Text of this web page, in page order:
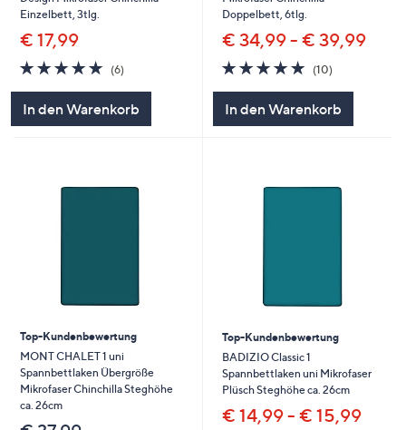
Einzelbett, 3tlg.
€ 17,99
4.8
von
5
(6)
In den Warenkorb
Doppelbett, 6tlg.
€ 34,99 - € 39,99
4.8
von
5
(10)
In den Warenkorb
Top-Kundenbewertung
MONT CHALET 1 uni
Spannbettlaken Übergröße
Mikrofaser Chinchilla Steghöhe
ca. 26cm
Top-Kundenbewertung
BADIZIO Classic 1
Spannbettlaken uni Mikrofaser
Plüsch Steghöhe ca. 26cm
€ 14,99 - € 15,99